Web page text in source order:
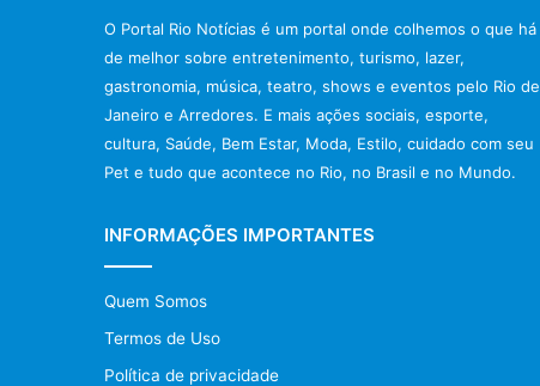
O Portal Rio Notícias é um portal onde colhemos o que há
de melhor sobre entretenimento, turismo, lazer,
gastronomia, música, teatro, shows e eventos pelo Rio de
Janeiro e Arredores. E mais ações sociais, esporte,
cultura, Saúde, Bem Estar, Moda, Estilo, cuidado com seu
Pet e tudo que acontece no Rio, no Brasil e no Mundo.
INFORMAÇÕES IMPORTANTES
Quem Somos
Termos de Uso
Política de privacidade